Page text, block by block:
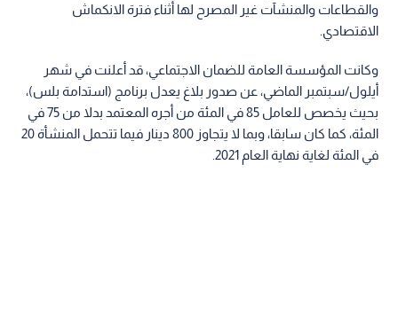
والقطاعات والمنشآت غير المصرح لها أثناء فترة الانكماش
الاقتصادي.
وكانت المؤسسة العامة للضمان الاجتماعي، قد أعلنت في شهر
أيلول/سبتمبر الماضي، عن صدور بلاغ يعدل برنامج (استدامة بلس)،
بحيث يخصص للعامل 85 في المئة من أجره المعتمد بدلا من 75 في
المئة، كما كان سابقا، وبما لا يتجاوز 800 دينار فيما تتحمل المنشأة 20
في المئة لغاية نهاية العام 2021.